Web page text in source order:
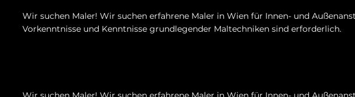
Wir suchen Maler! Wir suchen erfahrene Maler in Wien für Innen- und
Vorkenntnisse und Kenntnisse grundlegender Maltechniken sind erforderlich.